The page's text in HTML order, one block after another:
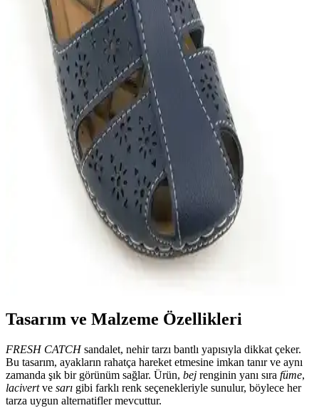
Bu karşılaştırma Muggo Kadın Sandalet ile Muggo Lois Ayakkabı
arasındaki farkları konfor, taban yapısı, bağlama sistemi ve tasarım
estetiği üzerinden değerlendirir; kullanıcı geri bildirimlerinden
kaymaz taban, ortopedik destek ve günlük/iş kullanımı uyumuna
Gezer 11651.00 Anatomik Rahat Taban Erkek
Sandalet: Yaz İçin Konforlu ve Şık Tasarım
Gezer'in anatomik tabanlı erkek sandaletleri, hafif yapısı ve şık
tasarımıyla yaz aylarında günlük kullanım için ideal. Dayanıklı
malzeme ve kaymaz taban özellikleriyle güvenli ve rahat bir tercih
Gezer Yazlık Kadın Pu Ayarlanabilir Sandalet:
Şıklık ve Konforun Buluştuğu Yaz Ayakkabısı
Şık ve konforlu Gezer yazlık kadın sandaletleri, ayarlanabilir kemeri
ve hafif yapısıyla günlük ve sosyal kullanıma uygun, dayanıklı ve
Tasarım ve Malzeme Özellikleri
FRESH CATCHsandalet, nehir tarzı bantlı yapısıyla dikkat çeker.
Bu tasarım, ayakların rahatça hareket etmesine imkan tanır ve aynı
zamanda şık bir görünüm sağlar. Ürün, bej renginin yanı sıra füme,
lacivertve sarı gibi farklı renk seçenekleriyle sunulur, böylece her
tarza uygun alternatifler mevcuttur.